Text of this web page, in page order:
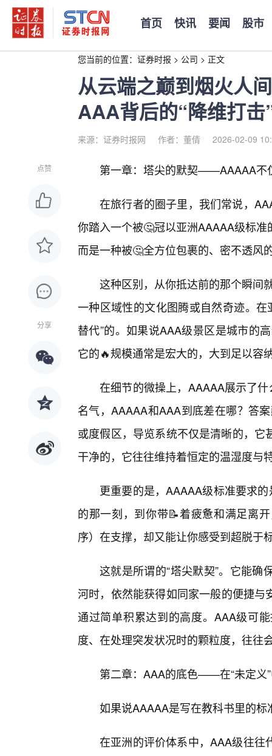
首页 快讯 要闻 股市
您当前的位置： 证券时报 > 公司 > 正文
从云端之巅到烟火人
AAA背后的“降维打击
来源：证券时报网 作者：董倩 2026-02-09
点赞
分享
第一章：塔尖的默契——AAAAA不
在旅行者的圈子里，我们常说，
你踏入一个被🤔冠以亚洲AAAAA级标
而是一种被🤔全方位包裹的、密不透风
这种区别，从你抵达前的那个瞬间
一种区域性的文化图腾或自然奇迹。
替代”的。如果说AAA级景区是城市的
它的🔥规模通常是宏大的，大到足以容
在细节的微操上，AAAAA展示了
名气，AAAAA和AAA到底差在哪？答
或度假区，导览系统不仅是清晰的，
干净的，它往往维持着恒定的温湿度与
更重要的是，AAAAA级标准要求
的那一刻，到你带📝着疲惫和满足离
序）在支撑，却又能让你感受到超脱于
这就是所谓的“塔尖默契”。它能
河时，依然能获得如同家一般的便捷
通过简单积累达到的高度。AAA级可
度、在处理突发状况时的颗粒度，往往
第二章：AAA的底色——在“未定义
如果说AAAAA是写在教科书里的
在亚洲的评价体系中，AAA级往往